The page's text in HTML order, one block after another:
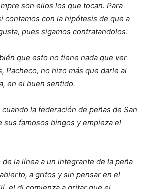
son ellos los que tocan. Para
contamos con la hipótesis de que a
pues sigamos contratandolos.
que esto no tiene nada que ver
Pacheco, no hizo más que darle al
en el buen sentido.
la federación de peñas de San
sus famosos bingos y empieza el
la línea a un integrante de la peña
a gritos y sin pensar en el